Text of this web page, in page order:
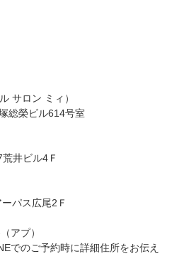
サロン ミィ）
総榮ビル614号室
井ビル4Ｆ
パス広尾2Ｆ
アプ）
でのご予約時に詳細住所をお伝え